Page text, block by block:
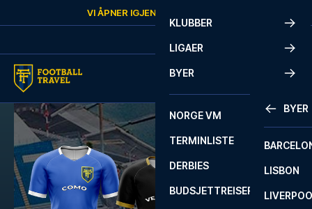
VI ÅPNER IGJEN
KLUBBER
LIGAER
BYER
BYER
LISBON
NORGE VM
TERMINLISTE
DERBIES
BUDSJETTREISER